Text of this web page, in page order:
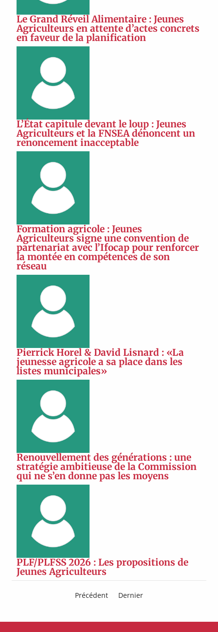
Le Grand Réveil Alimentaire : Jeunes
Agriculteurs en attente d’actes concrets
en faveur de la planification
L’État capitule devant le loup : Jeunes
Agriculteurs et la FNSEA dénoncent un
renoncement inacceptable
Formation agricole : Jeunes
Agriculteurs signe une convention de
partenariat avec l’Ifocap pour renforcer
la montée en compétences de son
réseau
Pierrick Horel & David Lisnard : «La
jeunesse agricole a sa place dans les
listes municipales»
Renouvellement des générations : une
stratégie ambitieuse de la Commission
qui ne s’en donne pas les moyens
PLF/PLFSS 2026 : Les propositions de
Jeunes Agriculteurs
Précédent Dernier